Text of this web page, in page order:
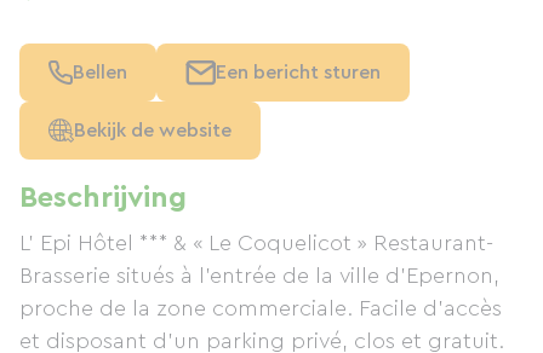
Beschrijving
L’ Epi Hôtel *** & « Le Coquelicot » Restaurant-
Brasserie situés à l’entrée de la ville d’Epernon,
proche de la zone commerciale. Facile d’accès
et disposant d’un parking privé, clos et gratuit.
Bellen Een bericht sturen
Bekijk de website